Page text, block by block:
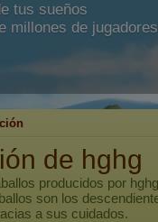
tus sueños
millones de
de hghg
producidos por hghg
son los
a sus cuidados.